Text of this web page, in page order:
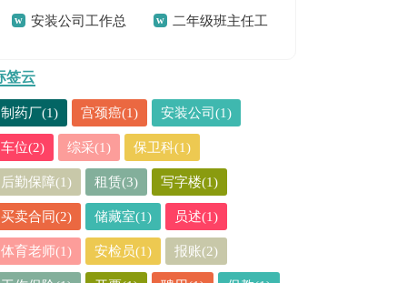
总结 结
安装公司工作总 二年级班主任工
签云
制药厂(1) 宫颈癌(1) 安装公司(1)
车位(2) 综采(1) 保卫科(1)
后勤保障(1) 租赁(3) 写字楼(1)
买卖合同(2) 储藏室(1) 员述(1)
体育老师(1) 安检员(1) 报账(2)